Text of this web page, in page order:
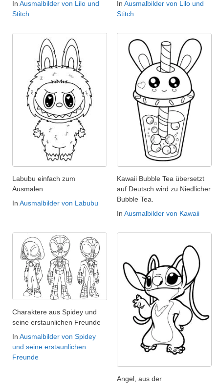
In Ausmalbilder von Lilo und
Stitch
In Ausmalbilder von Lilo und
Stitch
Labubu einfach zum
Ausmalen
In Ausmalbilder von Labubu
Kawaii Bubble Tea übersetzt
auf Deutsch wird zu Niedlicher
Bubble Tea.
In Ausmalbilder von Kawaii
Charaktere aus Spidey und
seine erstaunlichen Freunde
In Ausmalbilder von Spidey
und seine erstaunlichen
Freunde
Angel, aus der